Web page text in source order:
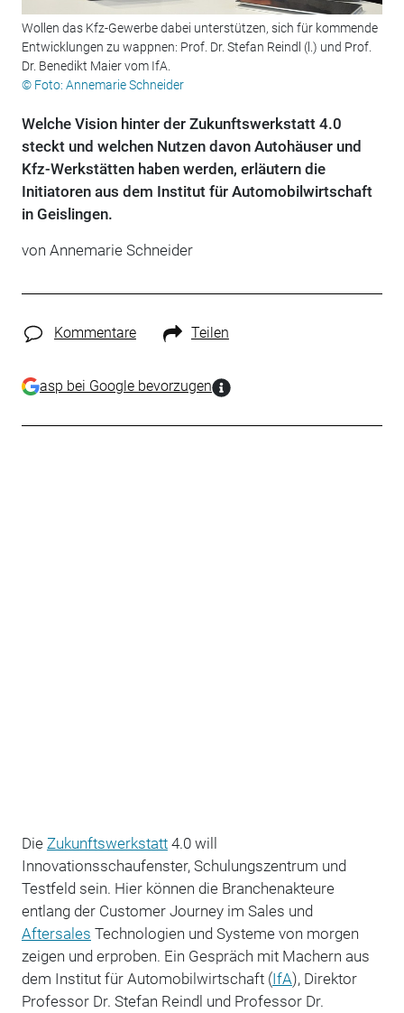
Wollen das Kfz-Gewerbe dabei unterstützen, sich für kommende
Entwicklungen zu wappnen: Prof. Dr. Stefan Reindl (l.) und Prof.
Dr. Benedikt Maier vom IfA.
© Foto: Annemarie Schneider
Welche Vision hinter der Zukunftswerkstatt 4.0
steckt und welchen Nutzen ­davon Autohäuser und
Kfz-Werkstätten haben werden, erläutern die
Initiatoren aus dem ­Institut für Automobilwirtschaft
in Geislingen.
von Annemarie Schneider
Kommentare Teilen
asp bei Google bevorzugen
Die Zukunftswerkstatt4.0 will
Innovationsschaufenster, Schulungszentrum und
Testfeld sein. Hier können die Branchenakteure
entlang der Customer Journey im Sales und
Aftersales Technologien und Systeme von morgen
zeigen und erproben. Ein Gespräch mit Machern aus
dem Institut für Automobilwirtschaft (IfA), Direktor
Professor Dr. Stefan Reindl und Professor Dr.